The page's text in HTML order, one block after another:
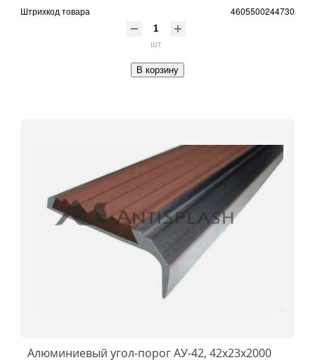
Штрихкод товара 4605500244730
шт
В корзину
Алюминиевый угол-порог АУ-42, 42x23x2000